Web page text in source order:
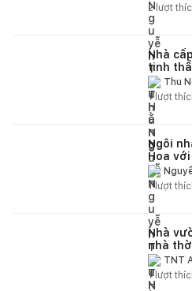
2lượt
Nhà
tinh
giữaThu
1lượt
Ngôi
Hoa
1lượt
Nhà
nhà
lại TNT
1lượt